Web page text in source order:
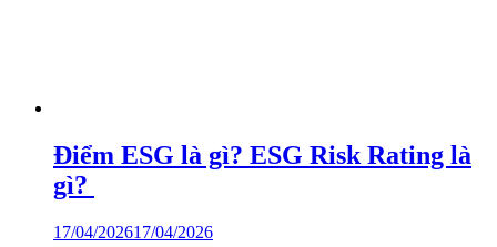
Điểm ESG là gì? ESG Risk Rating là
gì?
17/04/202617/04/2026